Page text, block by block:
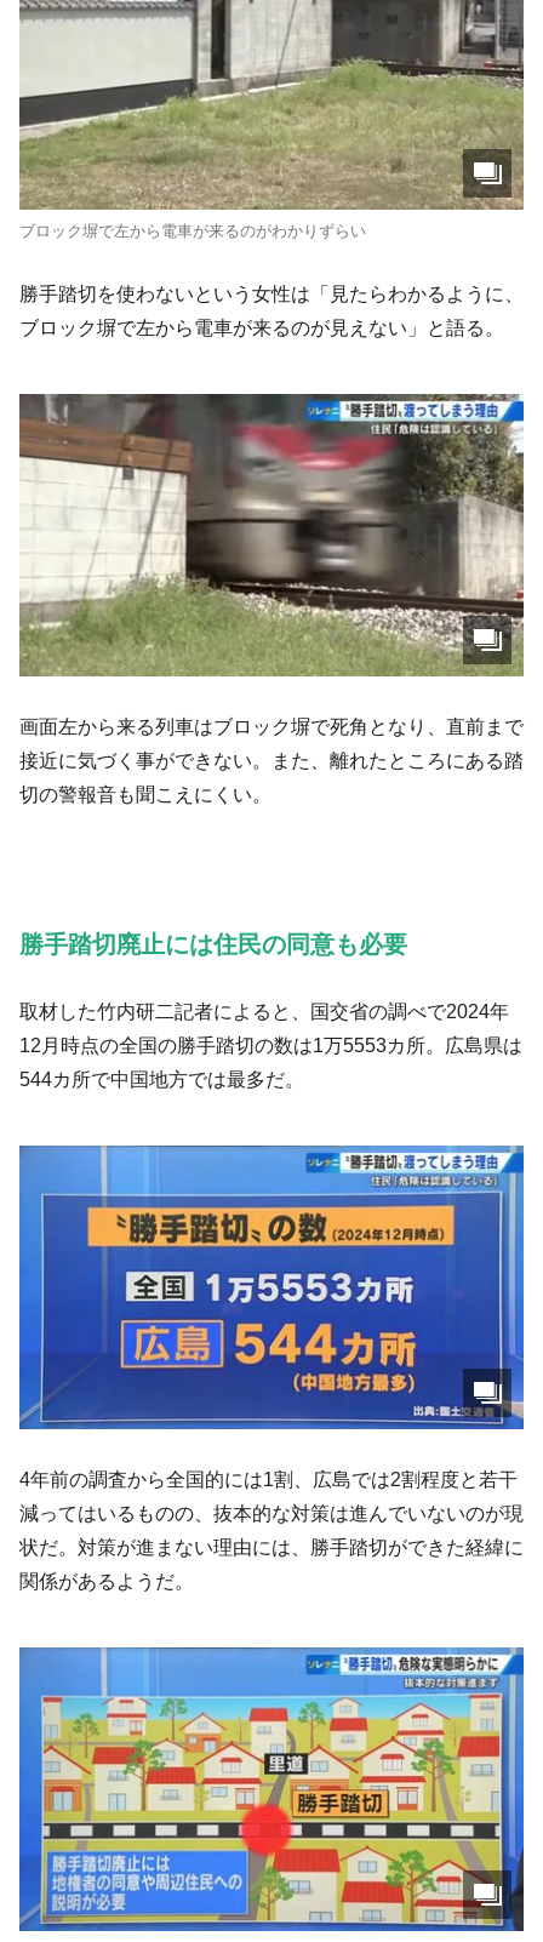
ブロック塀で左から電車が来るのがわかりずらい
勝手踏切を使わないという女性は「見たらわかるように、
ブロック塀で左から電車が来るのが見えない」と語る。
画面左から来る列車はブロック塀で死角となり、直前まで
接近に気づく事ができない。また、離れたところにある踏
切の警報音も聞こえにくい。
勝手踏切廃止には住民の同意も必要
取材した竹内研二記者によると、国交省の調べで2024年
12月時点の全国の勝手踏切の数は1万5553カ所。広島県は
544カ所で中国地方では最多だ。
4年前の調査から全国的には1割、広島では2割程度と若干
減ってはいるものの、抜本的な対策は進んでいないのが現
状だ。対策が進まない理由には、勝手踏切ができた経緯に
関係があるようだ。